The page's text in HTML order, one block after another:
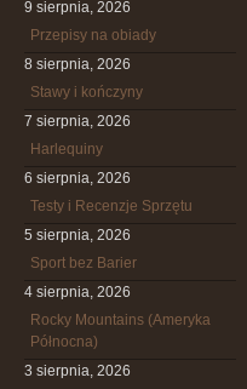
9 sierpnia, 2026
Przepisy na obiady
8 sierpnia, 2026
Stawy i kończyny
7 sierpnia, 2026
Harlequiny
6 sierpnia, 2026
Testy i Recenzje Sprzętu
5 sierpnia, 2026
Sport bez Barier
4 sierpnia, 2026
Rocky Mountains (Ameryka
Północna)
3 sierpnia, 2026